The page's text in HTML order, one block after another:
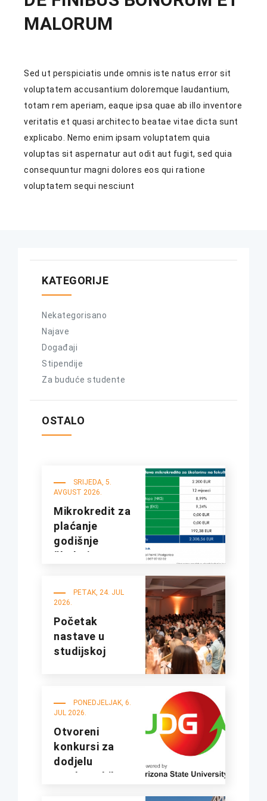
MALORUM
Sed ut perspiciatis unde omnis iste natus error sit
voluptatem accusantium doloremque laudantium,
totam rem aperiam, eaque ipsa quae ab illo inventore
veritatis et quasi architecto beatae vitae dicta sunt
explicabo. Nemo enim ipsam voluptatem quia
voluptas sit aspernatur aut odit aut fugit, sed quia
consequuntur magni dolores eos qui ratione
voluptatem sequi nesciunt
KATEGORIJE
Nekategorisano
Najave
Događaji
Stipendije
Za buduće studente
OSTALO
SRIJEDA, 5.
AVGUST 2026.
Mikrokredit za
plaćanje
godišnje
školarine na
PETAK, 24. JUL
2026.
Početak
nastave u
studijskoj
PONEDJELJAK, 6.
JUL 2026.
Otvoreni
konkursi za
dodjelu
studentskih